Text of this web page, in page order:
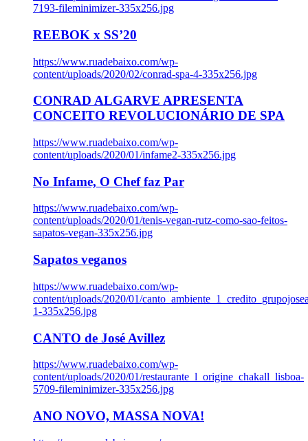
7193-fileminimizer-335x256.jpg
REEBOK x SS’20
https://www.ruadebaixo.com/wp-
content/uploads/2020/02/conrad-spa-4-335x256.jpg
CONRAD ALGARVE APRESENTA
CONCEITO REVOLUCIONÁRIO DE SPA
https://www.ruadebaixo.com/wp-
content/uploads/2020/01/infame2-335x256.jpg
No Infame, O Chef faz Par
https://www.ruadebaixo.com/wp-
content/uploads/2020/01/tenis-vegan-rutz-como-sao-feitos-
sapatos-vegan-335x256.jpg
Sapatos veganos
https://www.ruadebaixo.com/wp-
content/uploads/2020/01/
1-335x256.jpg
CANTO de José Avillez
https://www.ruadebaixo.com/wp-
content/uploads/2020/01/restaurante_l_origine_chakall_lisboa-
5709-fileminimizer-335x256.jpg
ANO NOVO, MASSA NOVA!